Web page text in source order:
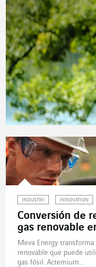
INDUSTRY INNOVATION
Conversión de
gas renovable
Meva Energy
renovable que puede
gas fósil. Actemium...